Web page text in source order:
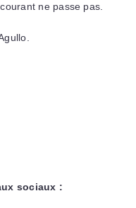
ne passe pas.
sociaux :